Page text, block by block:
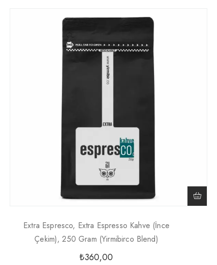
Extra Espresco, Extra Espresso Kahve (İnce
Çekim), 250 Gram (Yirmibirco Blend)
₺360,00